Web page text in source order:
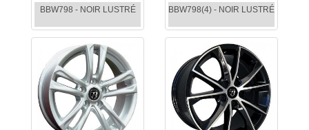
BBW798 - NOIR LUSTRÉ BBW798(4) - NOIR LUSTRÉ